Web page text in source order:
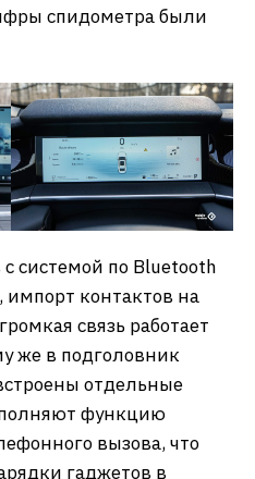
спидометра были
системой по Bluetooth
импорт контактов на
связь работает
же в подголовник
отдельные
функцию
вызова, что
гаджетов в